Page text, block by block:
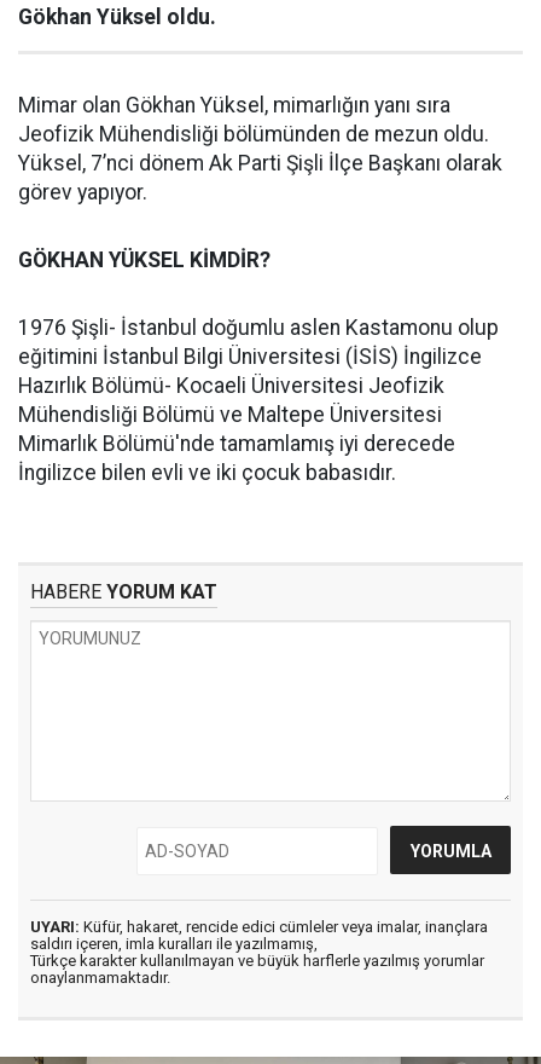
Gökhan Yüksel oldu.
Mimar olan Gökhan Yüksel, mimarlığın yanı sıra
Jeofizik Mühendisliği bölümünden de mezun oldu.
Yüksel, 7’nci dönem Ak Parti Şişli İlçe Başkanı olarak
görev yapıyor.
GÖKHAN YÜKSEL KİMDİR?
1976 Şişli- İstanbul doğumlu aslen Kastamonu olup
eğitimini İstanbul Bilgi Üniversitesi (İSİS) İngilizce
Hazırlık Bölümü- Kocaeli Üniversitesi Jeofizik
Mühendisliği Bölümü ve Maltepe Üniversitesi
Mimarlık Bölümü'nde tamamlamış iyi derecede
İngilizce bilen evli ve iki çocuk babasıdır.
HABERE YORUM KAT
UYARI: Küfür, hakaret, rencide edici cümleler veya imalar, inançlara
saldırı içeren, imla kuralları ile yazılmamış,
Türkçe karakter kullanılmayan ve büyük harflerle yazılmış yorumlar
onaylanmamaktadır.